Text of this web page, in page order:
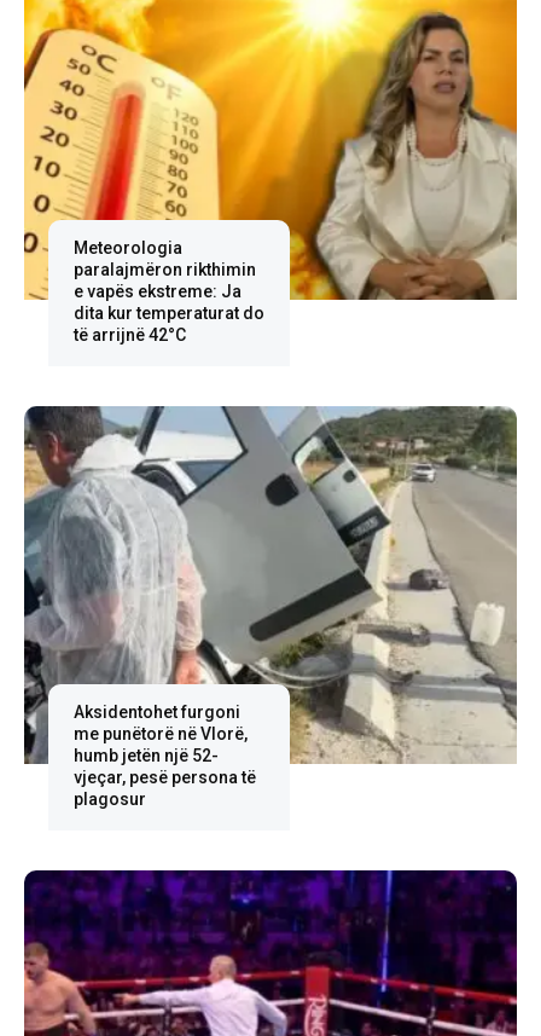
Meteorologia
paralajmëron rikthimin
e vapës ekstreme: Ja
dita kur temperaturat do
të arrijnë 42°C
Aksidentohet furgoni
me punëtorë në Vlorë,
humb jetën një 52-
vjeçar, pesë persona të
plagosur